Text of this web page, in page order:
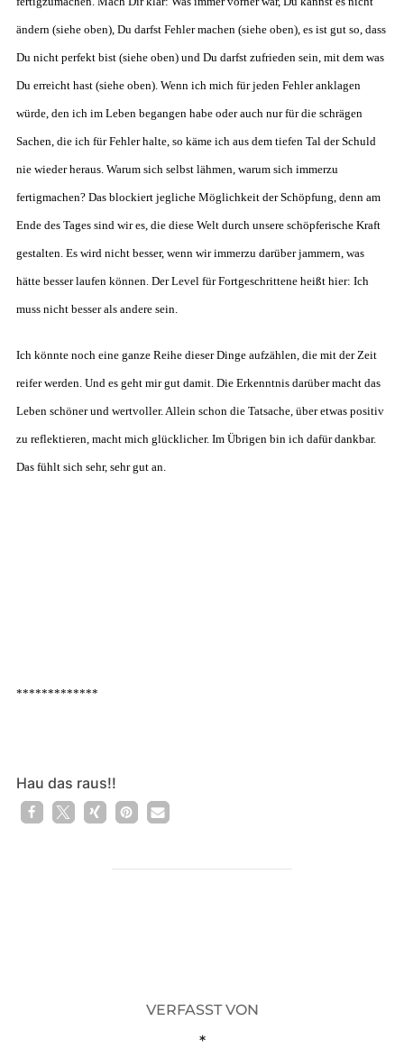
ändern (siehe oben), Du darfst Fehler machen (siehe oben), es ist gut so, dass
Du nicht perfekt bist (siehe oben) und Du darfst zufrieden sein, mit dem was
Du erreicht hast (siehe oben). Wenn ich mich für jeden Fehler anklagen
würde, den ich im Leben begangen habe oder auch nur für die schrägen
Sachen, die ich für Fehler halte, so käme ich aus dem tiefen Tal der Schuld
nie wieder heraus. Warum sich selbst lähmen, warum sich immerzu
fertigmachen? Das blockiert jegliche Möglichkeit der Schöpfung, denn am
Ende des Tages sind wir es, die diese Welt durch unsere schöpferische Kraft
gestalten. Es wird nicht besser, wenn wir immerzu darüber jammern, was
hätte besser laufen können. Der Level für Fortgeschrittene heißt hier: Ich
muss nicht besser als andere sein.
Ich könnte noch eine ganze Reihe dieser Dinge aufzählen, die mit der Zeit
reifer werden. Und es geht mir gut damit. Die Erkenntnis darüber macht das
Leben schöner und wertvoller. Allein schon die Tatsache, über etwas positiv
zu reflektieren, macht mich glücklicher. Im Übrigen bin ich dafür dankbar.
Das fühlt sich sehr, sehr gut an.
*************
Hau das raus!!
1
VERFASST VON
*